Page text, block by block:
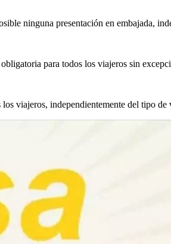
ninguna presentación en embajada,
para todos los viajeros sin
viajeros, independientemente del tipo de